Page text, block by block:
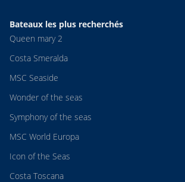
Bateaux les plus recherchés
Queen mary 2
Costa Smeralda
MSC Seaside
Wonder of the seas
Symphony of the seas
MSC World Europa
Icon of the Seas
Costa Toscana